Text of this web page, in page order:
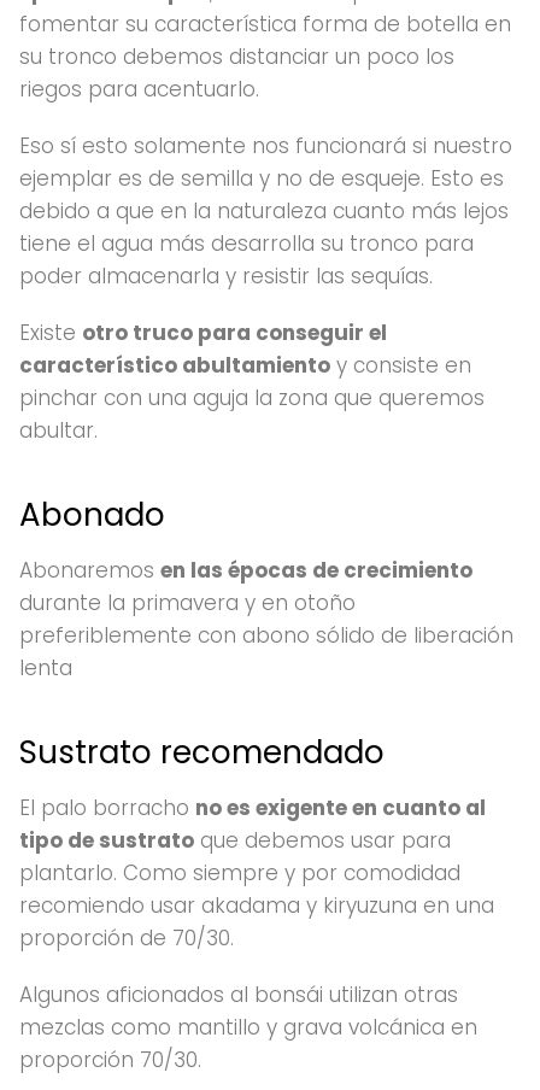
fomentar su característica forma de botella en
su tronco debemos distanciar un poco los
riegos para acentuarlo.
Eso sí esto solamente nos funcionará si nuestro
ejemplar es de semilla y no de esqueje. Esto es
debido a que en la naturaleza cuanto más lejos
tiene el agua más desarrolla su tronco para
poder almacenarla y resistir las sequías.
Existe otro truco para conseguir el
característico abultamiento y consiste en
pinchar con una aguja la zona que queremos
abultar.
Abonado
Abonaremos en las épocas de crecimiento
durante la primavera y en otoño
preferiblemente con abono sólido de liberación
lenta
Sustrato recomendado
El palo borracho no es exigente en cuanto al
tipo de sustrato que debemos usar para
plantarlo. Como siempre y por comodidad
recomiendo usar akadama y kiryuzuna en una
proporción de 70/30.
Algunos aficionados al bonsái utilizan otras
mezclas como mantillo y grava volcánica en
proporción 70/30.